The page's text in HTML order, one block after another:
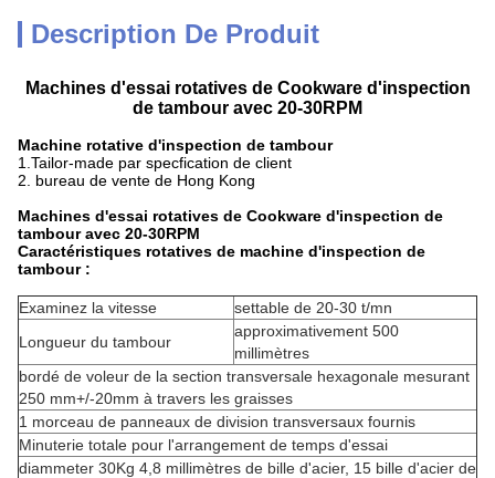
Description De Produit
Machines d'essai rotatives de Cookware d'inspection
de tambour avec 20-30RPM
Machine rotative d'inspection de tambour
1.Tailor-made par specfication de client
2. bureau de vente de Hong Kong
Machines d'essai rotatives de Cookware d'inspection de
tambour avec 20-30RPM
Caractéristiques rotatives de machine d'inspection de
tambour :
Examinez la vitesse
settable de 20-30 t/mn
Longueur du tambour
approximativement 500
millimètres
bordé de voleur de la section transversale hexagonale mesurant
250 mm+/-20mm à travers les graisses
1 morceau de panneaux de division transversaux fournis
Minuterie totale pour l'arrangement de temps d'essai
diammeter 30Kg 4,8 millimètres de bille d'acier, 15 bille d'acier de